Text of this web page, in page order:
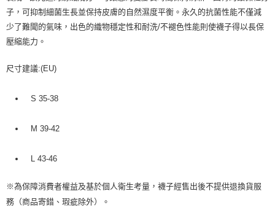
子，可抑制細菌生長並保持皮膚的自然濕度平衡。永久的抗菌性能不僅減
少了難聞的氣味，出色的織物穩定性和耐洗/不褪色性能則使襪子得以長保
壓縮能力。
尺寸建議:(EU)
S 35-38
M 39-42
L 43-46
※為保障消費者權益及基於個人衛生考量，襪子經售出後不提供退換貨服
務（商品寄錯、瑕疵除外）
。